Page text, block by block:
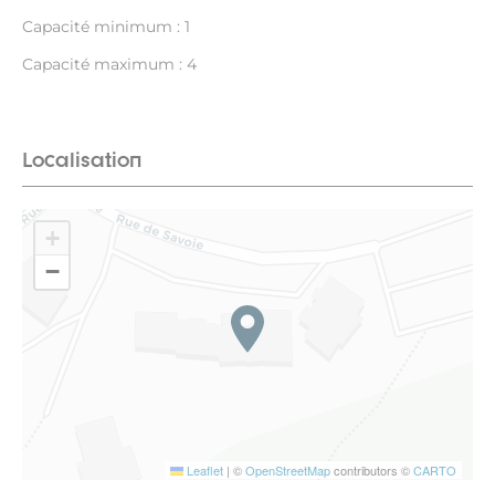
Capacité minimum : 1
Capacité maximum : 4
Localisation
+
−
Leaflet | ©OpenStreetMapcontributors ©CARTO